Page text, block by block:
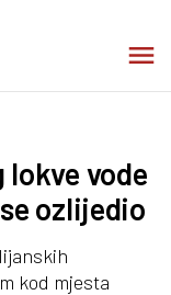
lokve vode
ozlijedio
kod mjesta